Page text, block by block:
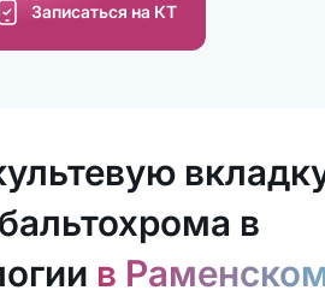
Записаться на КТ
в
в